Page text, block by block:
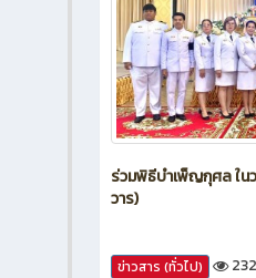
ร่วมพิธีบำเพ็ญกุศล ใ
วาร)
ข่าวสาร (ทั่วไป) 232